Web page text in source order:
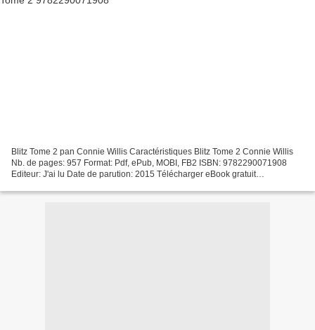
Blitz Tome 2 pan Connie Willis Caractéristiques Blitz Tome 2 Connie Willis
Nb. de pages: 957 Format: Pdf, ePub, MOBI, FB2 ISBN: 9782290071908
Editeur: J'ai lu Date de parution: 2015 Télécharger eBook gratuit